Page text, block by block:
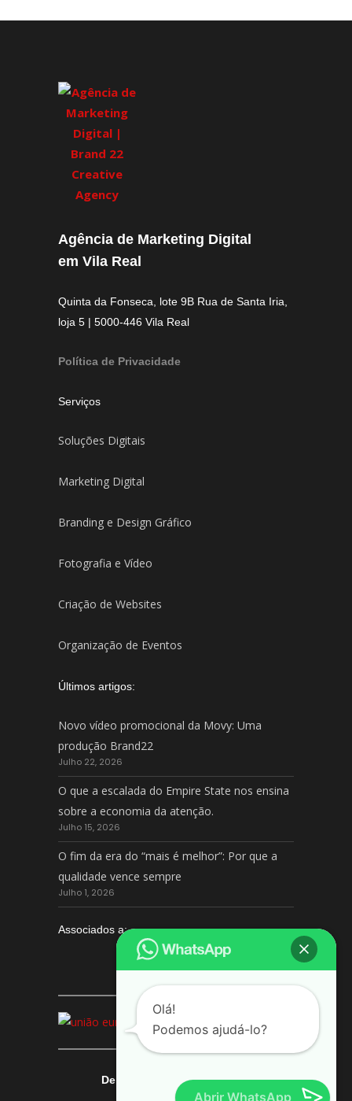
Agência de Marketing Digital
em Vila Real
Quinta da Fonseca, lote 9B Rua de Santa Iria,
loja 5 | 5000-446 Vila Real
Política de Privacidade
Serviços
Soluções Digitais
Marketing Digital
Branding e Design Gráfico
Fotografia e Vídeo
Criação de Websites
Organização de Eventos
Últimos artigos:
Novo vídeo promocional da Movy: Uma
produção Brand22
Julho 22, 2026
O que a escalada do Empire State nos ensina
sobre a economia da atenção.
Julho 15, 2026
O fim da era do “mais é melhor”: Por que a
qualidade vence sempre
Julho 1, 2026
Associados a:
Deixe-nos a sua avaliação
Abrir WhatsApp
Olá!
Podemos ajudá-lo?